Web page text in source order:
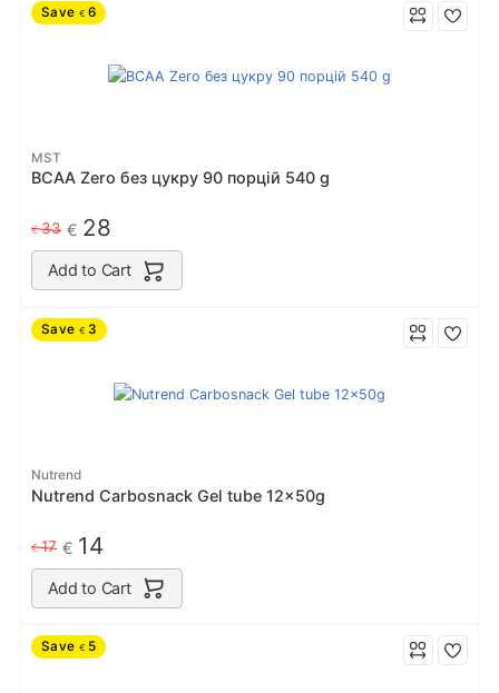
Save € 6
MST
BCAA Zero без цукру 90 порцiй 540 g
€33 € 28
Add to Cart
Save € 3
Nutrend
Nutrend Carbosnack Gel tube 12x50g
€17 € 14
Add to Cart
Save € 5